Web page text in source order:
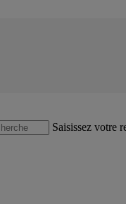
Saisissez votre